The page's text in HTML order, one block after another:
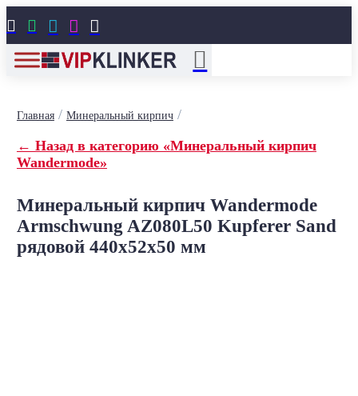
    
Главная/ Минеральный кирпич/
← Назад в категорию «Минеральный кирпич
Wandermode»
Минеральный кирпич Wandermode
Armschwung AZ080L50 Kupferer Sand
рядовой 440x52x50 мм